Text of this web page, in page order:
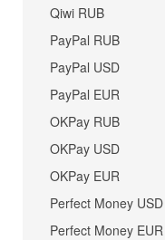
Qiwi RUB
PayPal RUB
PayPal USD
PayPal EUR
OKPay RUB
OKPay USD
OKPay EUR
Perfect Money USD
Perfect Money EUR